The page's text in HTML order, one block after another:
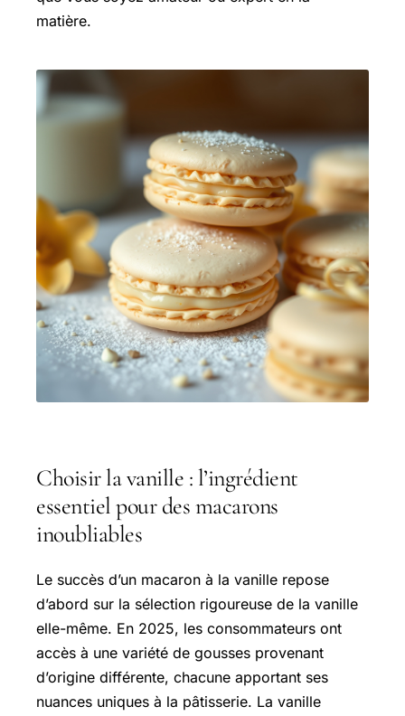
matière.
Choisir la vanille : l’ingrédient
essentiel pour des macarons
inoubliables
Le succès d’un macaron à la vanille repose
d’abord sur la sélection rigoureuse de la vanille
elle-même. En 2025, les consommateurs ont
accès à une variété de gousses provenant
d’origine différente, chacune apportant ses
nuances uniques à la pâtisserie. La vanille